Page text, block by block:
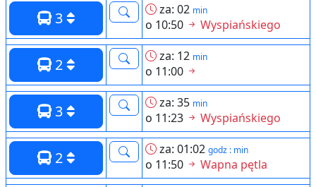
3 za: 02 min
o 10:50 Wyspiańskiego
2 za: 12 min
o 11:00
3 za: 35 min
o 11:23 Wyspiańskiego
2 za: 01:02 godz : min
o 11:50 Wapna pętla